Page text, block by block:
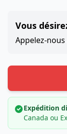
Vous
Appelez-nous
Expédition
Canada ou